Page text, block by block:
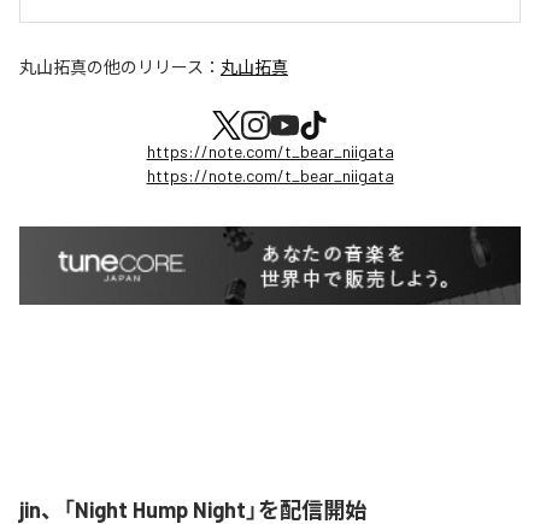
丸山拓真の他のリリース： 丸山拓真
https://note.com/t_bear_niigata
https://note.com/t_bear_niigata
jin、「Night Hump Night」を配信開始